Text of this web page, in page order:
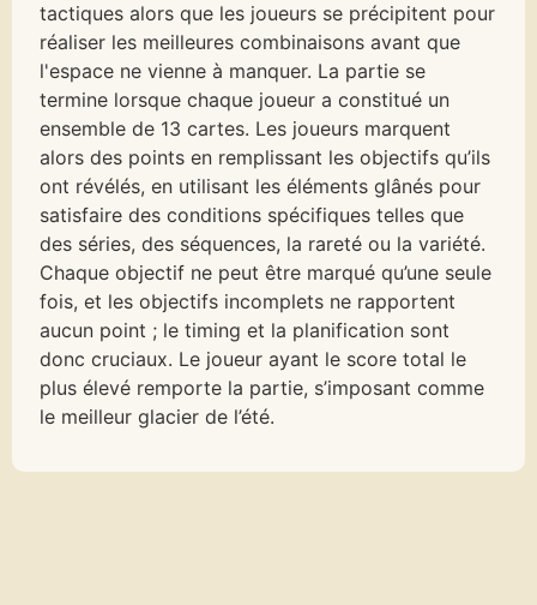
tactiques alors que les joueurs se précipitent pour
réaliser les meilleures combinaisons avant que
l'espace ne vienne à manquer. La partie se
termine lorsque chaque joueur a constitué un
ensemble de 13 cartes. Les joueurs marquent
alors des points en remplissant les objectifs qu’ils
ont révélés, en utilisant les éléments glânés pour
satisfaire des conditions spécifiques telles que
des séries, des séquences, la rareté ou la variété.
Chaque objectif ne peut être marqué qu’une seule
fois, et les objectifs incomplets ne rapportent
aucun point ; le timing et la planification sont
donc cruciaux. Le joueur ayant le score total le
plus élevé remporte la partie, s’imposant comme
le meilleur glacier de l’été.